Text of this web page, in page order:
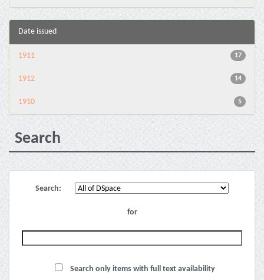
Date issued
17
1911
14
1912
5
1910
Search
Search:
for
Search only items with full text availability